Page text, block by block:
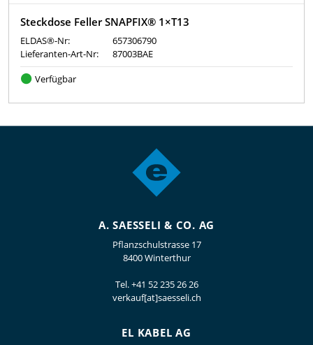
Steckdose Feller SNAPFIX® 1×T13
ELDAS®-Nr:
657306790
Lieferanten-Art-Nr:
87003BAE
Verfügbar
A. SAESSELI & CO. AG
Pflanzschulstrasse 17
8400 Winterthur
Tel.+41 52 235 26 26
verkauf[at]saesseli.ch
EL KABEL AG